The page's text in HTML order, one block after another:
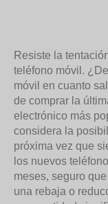
Resiste la
teléfono móvil.
móvil en cuanto
de comprar la
electrónico más
considera la
próxima vez que
los nuevos
meses, seguro
una rebaja o